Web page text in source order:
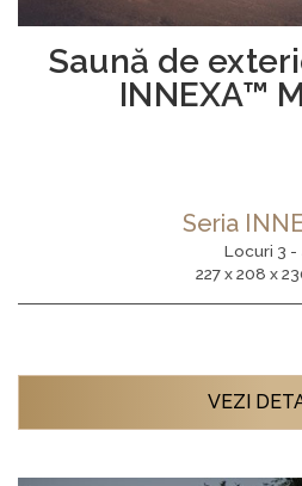
Saună de
INNEXA™
Seria
Locuri 3 -
227 x 208 x
VEZI